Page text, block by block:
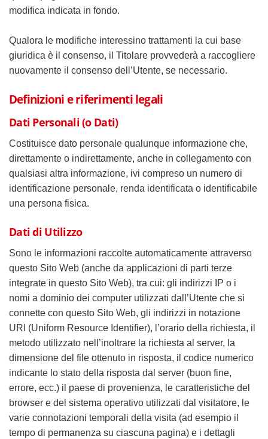
modifica indicata in fondo.
Qualora le modifiche interessino trattamenti la cui base
giuridica è il consenso, il Titolare provvederà a raccogliere
nuovamente il consenso dell’Utente, se necessario.
Definizioni e riferimenti legali
Dati Personali (o Dati)
Costituisce dato personale qualunque informazione che,
direttamente o indirettamente, anche in collegamento con
qualsiasi altra informazione, ivi compreso un numero di
identificazione personale, renda identificata o identificabile
una persona fisica.
Dati di Utilizzo
Sono le informazioni raccolte automaticamente attraverso
questo Sito Web (anche da applicazioni di parti terze
integrate in questo Sito Web), tra cui: gli indirizzi IP o i
nomi a dominio dei computer utilizzati dall’Utente che si
connette con questo Sito Web, gli indirizzi in notazione
URI (Uniform Resource Identifier), l’orario della richiesta, il
metodo utilizzato nell’inoltrare la richiesta al server, la
dimensione del file ottenuto in risposta, il codice numerico
indicante lo stato della risposta dal server (buon fine,
errore, ecc.) il paese di provenienza, le caratteristiche del
browser e del sistema operativo utilizzati dal visitatore, le
varie connotazioni temporali della visita (ad esempio il
tempo di permanenza su ciascuna pagina) e i dettagli